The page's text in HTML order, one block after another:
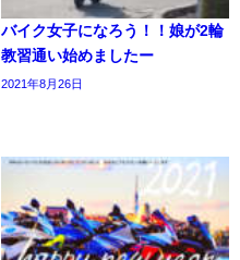
バイク女子になろう！！娘が2輪
教習通い始めましたー
2021年8月26日